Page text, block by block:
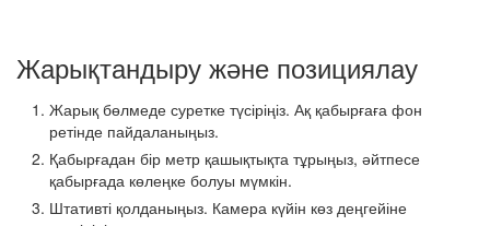
Жарықтандыру және позициялау
Жарық бөлмеде суретке түсіріңіз. Ақ қабырғаға фон
ретінде пайдаланыңыз.
Қабырғадан бір метр қашықтықта тұрыңыз, әйтпесе
қабырғада көлеңке болуы мүмкін.
Штативті қолданыңыз. Камера күйін көз деңгейіне